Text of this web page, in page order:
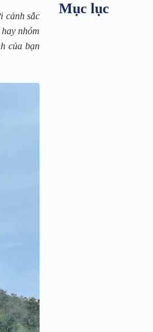
cảnh sắc
nhóm
của bạn
Mục lục